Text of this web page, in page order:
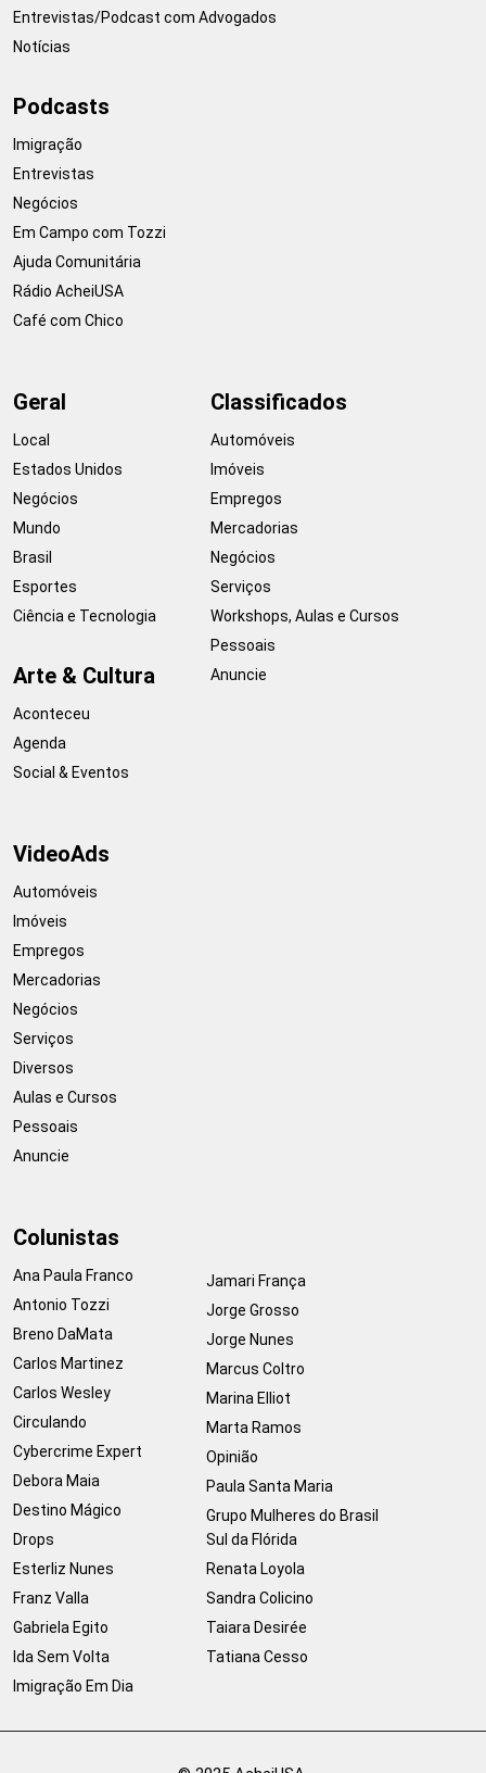
Entrevistas/Podcast com Advogados
Notícias
Podcasts
Imigração
Entrevistas
Negócios
Em Campo com Tozzi
Ajuda Comunitária
Rádio AcheiUSA
Café com Chico
Geral
Local
Estados Unidos
Negócios
Mundo
Brasil
Esportes
Ciência e Tecnologia
Arte & Cultura
Aconteceu
Agenda
Social & Eventos
Classificados
Automóveis
Imóveis
Empregos
Mercadorias
Negócios
Serviços
Workshops, Aulas e Cursos
Pessoais
Anuncie
VideoAds
Automóveis
Imóveis
Empregos
Mercadorias
Negócios
Serviços
Diversos
Aulas e Cursos
Pessoais
Anuncie
Colunistas
Ana Paula Franco
Antonio Tozzi
Breno DaMata
Carlos Martinez
Carlos Wesley
Circulando
Cybercrime Expert
Debora Maia
Destino Mágico
Drops
Esterliz Nunes
Franz Valla
Gabriela Egito
Ida Sem Volta
Imigração Em Dia
Jamari França
Jorge Grosso
Jorge Nunes
Marcus Coltro
Marina Elliot
Marta Ramos
Opinião
Paula Santa Maria
Grupo Mulheres do Brasil
Sul da Flórida
Renata Loyola
Sandra Colicino
Taiara Desirée
Tatiana Cesso